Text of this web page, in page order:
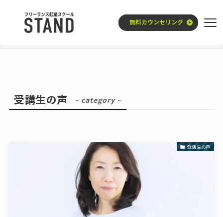
受講生の声 – category –
受講生の声